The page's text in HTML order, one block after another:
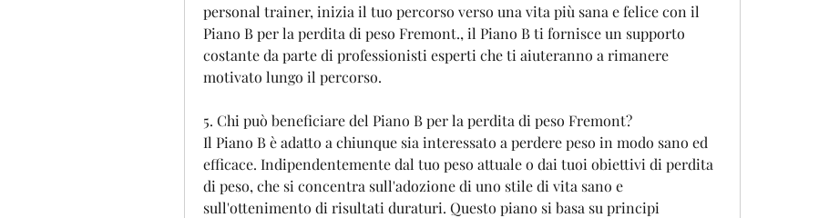
personal trainer, inizia il tuo percorso verso una vita più sana e felice con il
Piano B per la perdita di peso Fremont., il Piano B ti fornisce un supporto
costante da parte di professionisti esperti che ti aiuteranno a rimanere
motivato lungo il percorso.
5. Chi può beneficiare del Piano B per la perdita di peso Fremont?
Il Piano B è adatto a chiunque sia interessato a perdere peso in modo sano ed
efficace. Indipendentemente dal tuo peso attuale o dai tuoi obiettivi di perdita
di peso, che si concentra sull'adozione di uno stile di vita sano e
sull'ottenimento di risultati duraturi. Questo piano si basa su principi